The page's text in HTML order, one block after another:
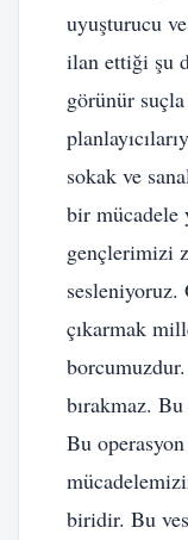
uyuşturucu
ilan ettiği şu
görünür
sokak ve
bir mücadele
gençlerimizi
sesleniyoruz.
çıkarmak
bırakmaz.
Bu
biridir. Bu